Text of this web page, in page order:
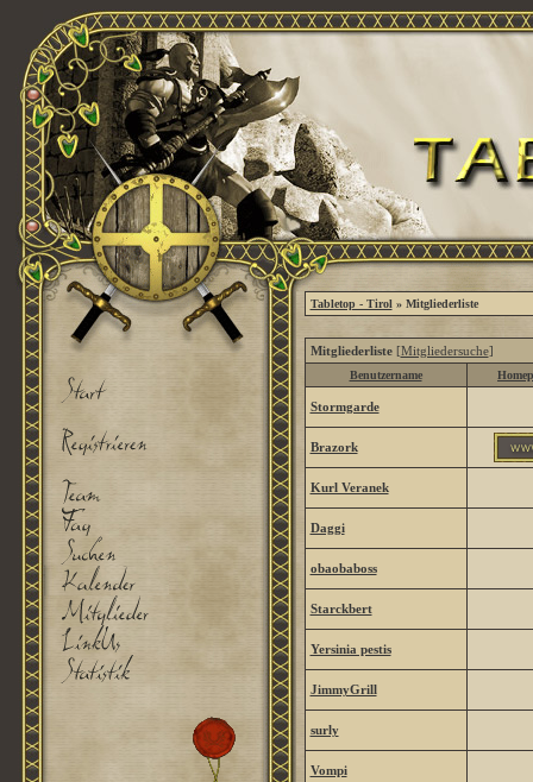
Tabletop - Tirol » Mitgliederliste
Mitgliederliste[Mitgliedersuche]
Benutzername
Stormgarde
Brazork
Kurl Veranek
Daggi
obaobaboss
Starckbert
Yersinia pestis
JimmyGrill
surly
Vompi